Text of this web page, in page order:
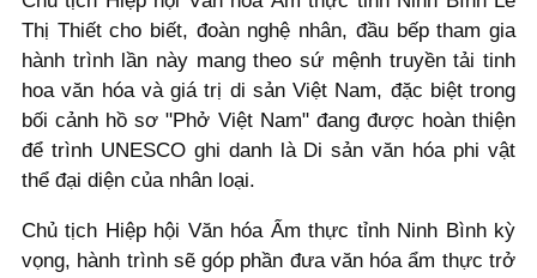
Thị Thiết cho biết, đoàn nghệ nhân, đầu bếp tham gia
hành trình lần này mang theo sứ mệnh truyền tải tinh
hoa văn hóa và giá trị di sản Việt Nam, đặc biệt trong
bối cảnh hồ sơ "Phở Việt Nam" đang được hoàn thiện
để trình UNESCO ghi danh là Di sản văn hóa phi vật
thể đại diện của nhân loại.
Chủ tịch Hiệp hội Văn hóa Ẩm thực tỉnh Ninh Bình kỳ
vọng, hành trình sẽ góp phần đưa văn hóa ẩm thực trở